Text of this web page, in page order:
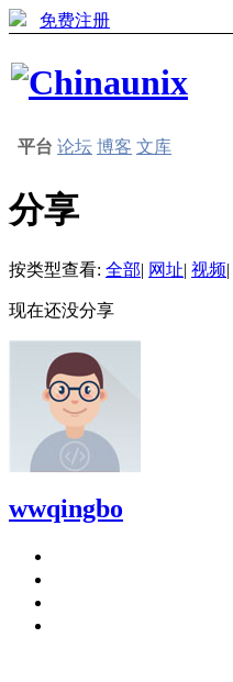
免费注册
平台 论坛 博客 文库
分享
按类型查看: 全部| 网址| 视频|
现在还没分享
wwqingbo